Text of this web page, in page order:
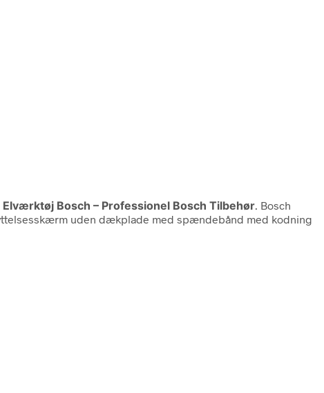
Bosch – Professionel Bosch Tilbehør . Bosch
uden dækplade med spændebånd med kodning